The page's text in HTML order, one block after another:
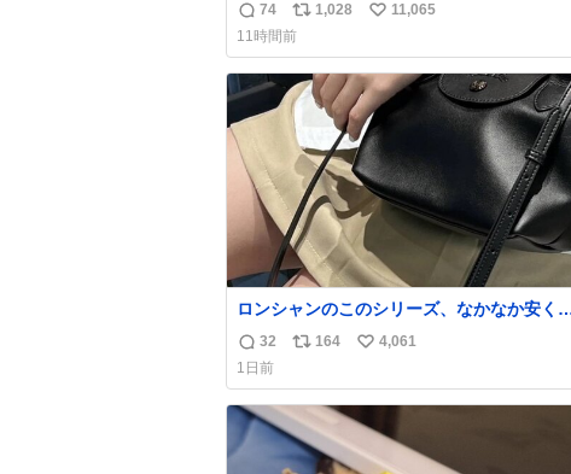
返
信
数
74
リ
ポ
ス
ト
数
1,028
い
ね
数
11,065
11時間前
ロンシャンのこのシリーズ、なかなか安く
らないのにセール価格になってる🖤✨レザー
なのが反則級にかわいい。持ってるだけでコ
ーデが格上げされる。
返
信
数
32
リ
ス
ト
数
164
い
ね
数
4,061
1日前